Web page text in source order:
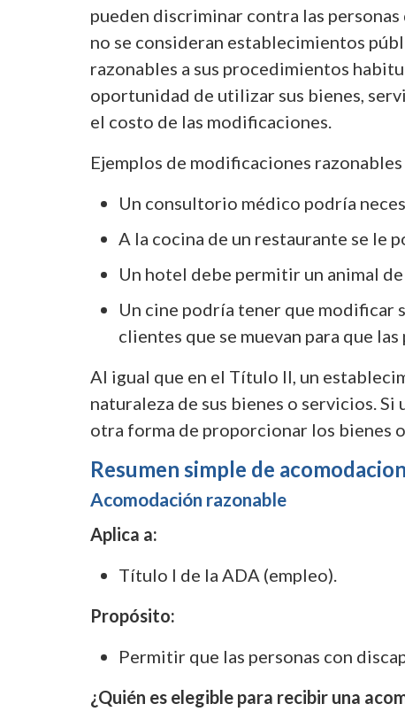
pueden discriminar contra las
no se consideran establecimientos
razonables a sus procedimientos
oportunidad de utilizar sus bienes,
el costo de las modificaciones.
Ejemplos de modificaciones
Un consultorio médico podría
A la cocina de un restaurante se le
Un hotel debe permitir un animal
Un cine podría tener que modificar
clientes que se muevan para que
Al igual que en el Título II, un
naturaleza de sus bienes o servicios.
otra forma de proporcionar los bienes
Resumen simple de
Acomodación razonable
Aplica a:
Título I de la ADA (empleo).
Propósito:
Permitir que las personas con
¿Quién es elegible para recibir una